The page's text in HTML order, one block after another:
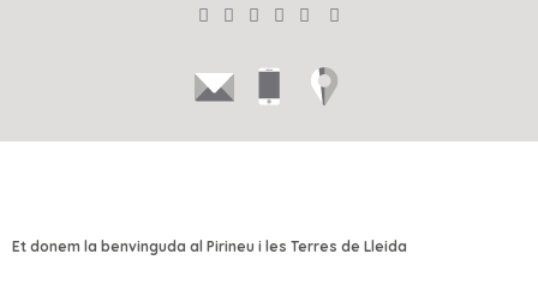
Et donem la benvinguda al Pirineu i les Terres de Lleida